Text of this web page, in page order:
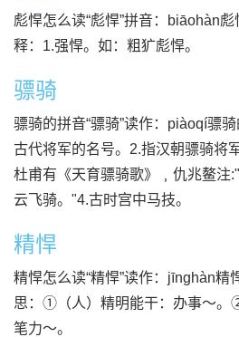
彪悍怎么读“彪悍”拼音：biāohàn彪
释：1.强悍。如：粗犷彪悍。
骠骑
骠骑的拼音“骠骑”读作：piàoqí骠
古代将军的名号。2.指汉朝骠骑将
杜甫有《天育骠骑歌》﹐仇兆鳌注
云飞骑。"4.古时宫中马技。
精悍
精悍怎么读“精悍”读作：jīnghàn精
思：①（人）精明能干：办事～。
笔力～。